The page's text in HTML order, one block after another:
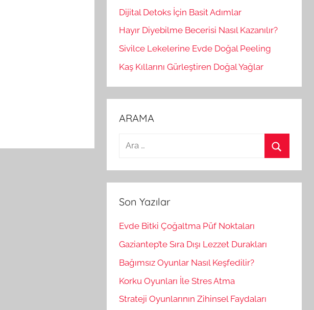
Dijital Detoks İçin Basit Adımlar
Hayır Diyebilme Becerisi Nasıl Kazanılır?
Sivilce Lekelerine Evde Doğal Peeling
Kaş Kıllarını Gürleştiren Doğal Yağlar
ARAMA
a
m
a
Son Yazılar
Evde Bitki Çoğaltma Püf Noktaları
Gaziantep’te Sıra Dışı Lezzet Durakları
Bağımsız Oyunlar Nasıl Keşfedilir?
Korku Oyunları İle Stres Atma
Strateji Oyunlarının Zihinsel Faydaları